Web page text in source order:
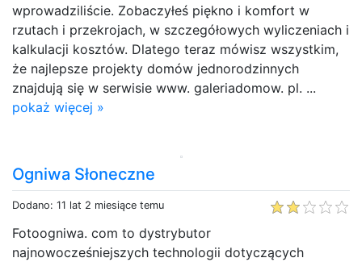
wprowadziliście. Zobaczyłeś piękno i komfort w
rzutach i przekrojach, w szczegółowych wyliczeniach i
kalkulacji kosztów. Dlatego teraz mówisz wszystkim,
że najlepsze projekty domów jednorodzinnych
znajdują się w serwisie www. galeriadomow. pl. ...
pokaż więcej »
Ogniwa Słoneczne
Dodano: 11 lat 2 miesiące temu
Fotoogniwa. com to dystrybutor
najnowocześniejszych technologii dotyczących